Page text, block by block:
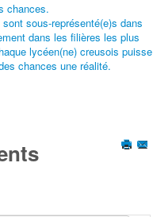
chances.
sous-représenté(e)s dans
dans les filières les plus
lycéen(ne) creusois puisse
chances une réalité.